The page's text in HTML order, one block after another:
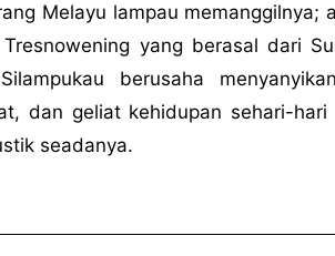
Melayu lampau memanggilnya;
yang berasal dari
berusaha
dan geliat kehidupan sehari-
seadanya.